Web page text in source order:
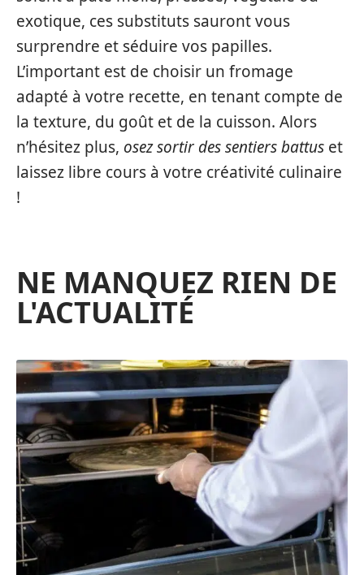
exotique, ces substituts sauront vous
surprendre et séduire vos papilles.
L’important est de choisir un fromage
adapté à votre recette, en tenant compte de
la texture, du goût et de la cuisson. Alors
n’hésitez plus, osez sortir des sentiers battus et
laissez libre cours à votre créativité culinaire
!
NE MANQUEZ RIEN DE
L'ACTUALITÉ